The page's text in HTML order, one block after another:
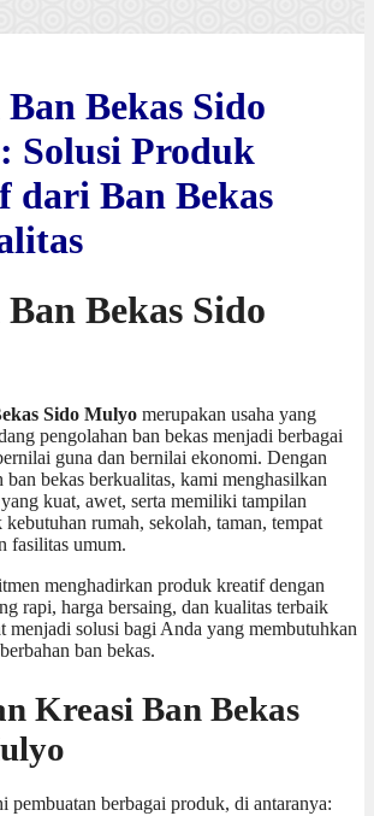
Bekas Sido
Solusi Produk
dari Ban Bekas
Bekas Sido
Sido Mulyo merupakan usaha yang
pengolahan ban bekas menjadi berbagai
guna dan bernilai ekonomi. Dengan
ban bekas berkualitas, kami menghasilkan
kuat, awet, serta memiliki tampilan
rumah, sekolah, taman, tempat
fasilitas umum.
menghadirkan produk kreatif dengan
rapi, harga bersaing, dan kualitas terbaik
menjadi solusi bagi Anda yang membutuhkan
ban bekas.
Kreasi Ban Bekas
pembuatan berbagai produk, di antaranya: